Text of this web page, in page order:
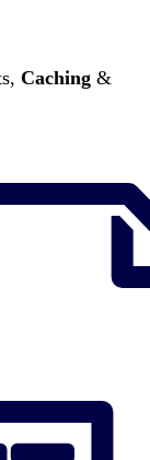
Caching &